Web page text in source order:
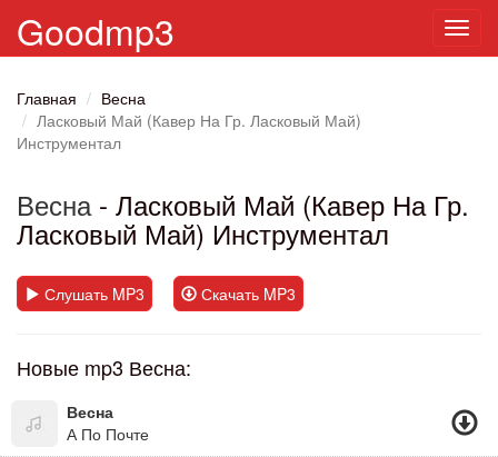
Goodmp3
Главная
Весна
Ласковый Май (Кавер На Гр. Ласковый Май)
Инструментал
Весна- Ласковый Май (Кавер На Гр.
Ласковый Май) Инструментал
Слушать MP3 Скачать MP3
Новые mp3 Весна:
Весна
А По Почте